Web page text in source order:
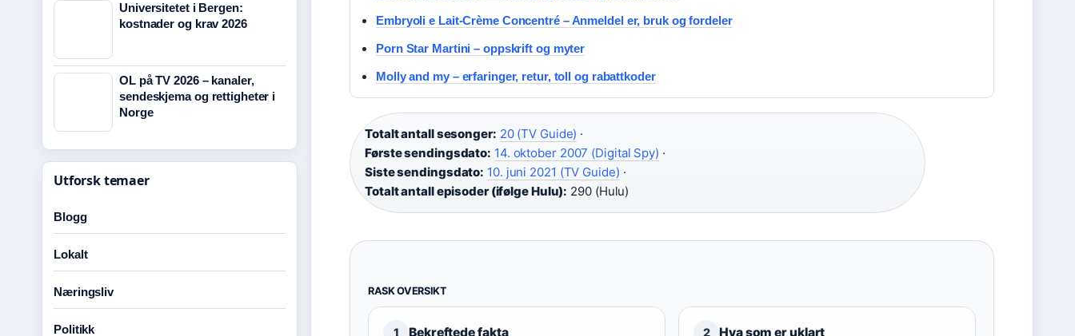
Embryoli e Lait-Crème Concentré – Anmeldel er, bruk og fordeler
Porn Star Martini – oppskrift og myter
Molly and my – erfaringer, retur, toll og rabattkoder
Totalt antall sesonger: 20 (TV Guide) ·
Første sendingsdato: 14. oktober 2007 (Digital Spy) ·
Siste sendingsdato: 10. juni 2021 (TV Guide) ·
Totalt antall episoder (ifølge Hulu): 290 (Hulu)
RASK OVERSIKT
1 Bekreftede fakta 2 Hva som er uklart
Universitetet i Bergen:
kostnader og krav 2026
OL på TV 2026 – kanaler,
sendeskjema og rettigheter i
Norge
Utforsk temaer
Blogg
Lokalt
Næringsliv
Politikk